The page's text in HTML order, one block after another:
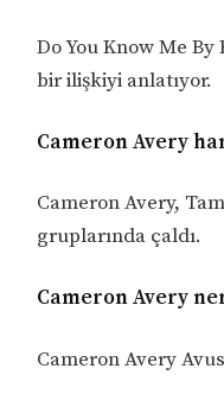
Do You Know Me
bir ilişkiyi anlatıyor.
Cameron Avery
Cameron Avery,
gruplarında çaldı.
Cameron Avery
Cameron Avery